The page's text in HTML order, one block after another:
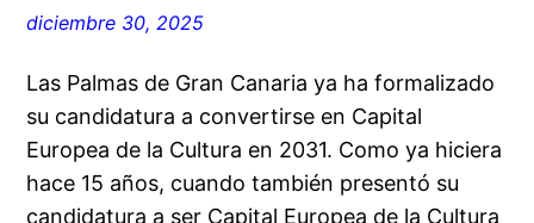
diciembre 30, 2025
Las Palmas de Gran Canaria ya ha formalizado
su candidatura a convertirse en Capital
Europea de la Cultura en 2031. Como ya hiciera
hace 15 años, cuando también presentó su
candidatura a ser Capital Europea de la Cultura